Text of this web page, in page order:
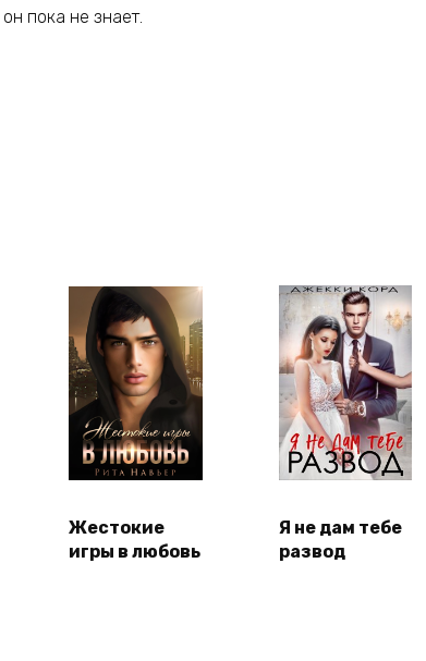
пока не знает.
Жестокие
игры в любовь
Я не дам тебе
развод